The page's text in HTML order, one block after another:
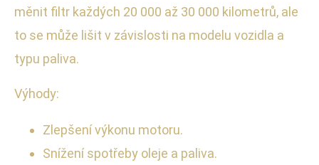
měnit filtr každých 20 000 až 30 000 kilometrů, ale
to se může lišit v závislosti na modelu vozidla a
typu paliva.
Výhody:
Zlepšení výkonu motoru.
Snížení spotřeby oleje a paliva.